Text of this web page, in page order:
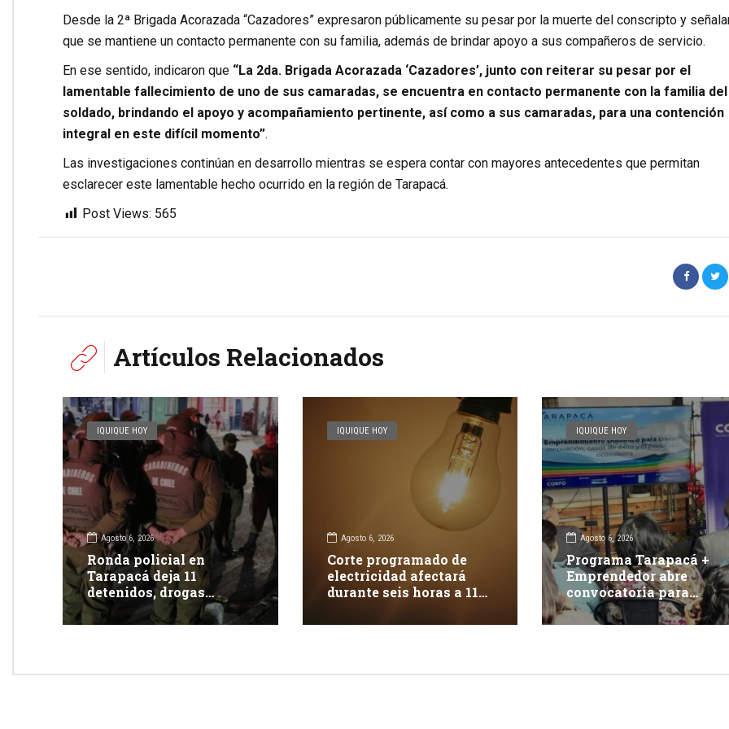
Desde la 2ª Brigada Acorazada “Cazadores” expresaron públicamente su pesar por la muerte del conscripto y
que se mantiene un contacto permanente con su familia, además de brindar apoyo a sus compañeros de servicio.
En ese sentido, indicaron que “La 2da. Brigada Acorazada ‘Cazadores’, junto con reiterar su pesar por el
lamentable fallecimiento de uno de sus camaradas, se encuentra en contacto permanente con la familia del
soldado, brindando el apoyo y acompañamiento pertinente, así como a sus camaradas, para una contención
integral en este difícil momento”.
Las investigaciones continúan en desarrollo mientras se espera contar con mayores antecedentes que permitan
esclarecer este lamentable hecho ocurrido en la región de Tarapacá.
Post Views: 565
Artículos Relacionados
IQUIQUE HOY
Agosto 6, 2026
Ronda policial en
Tarapacá deja 11
detenidos, drogas
incautadas y más de 350
fiscalizaciones
IQUIQUE HOY
Agosto 6, 2026
Corte programado de
electricidad afectará
durante seis horas a 117
IQUIQUE HOY
Agosto 6, 2026
Programa Tarapacá +
Emprendedor abre
convocatoria para
apoyar 15 proyectos
innovadores